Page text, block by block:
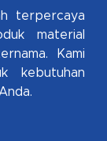
terpercaya
material
Kami
kebutuhan